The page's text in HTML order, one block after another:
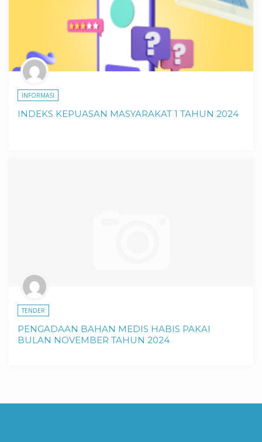
INFORMASI
INDEKS KEPUASAN MASYARAKAT 1 TAHUN 2024
TENDER
PENGADAAN BAHAN MEDIS HABIS PAKAI
BULAN NOVEMBER TAHUN 2024